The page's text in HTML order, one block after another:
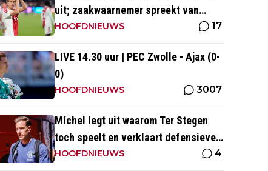
uit; zaakwaarnemer spreekt van
'overbelasting'
HOOFDNIEUWS 17
LIVE 14.30 uur | PEC Zwolle - Ajax (0-
0)
HOOFDNIEUWS 3007
Míchel legt uit waarom Ter Stegen
toch speelt en verklaart defensieve
mutaties Ajax
HOOFDNIEUWS 4